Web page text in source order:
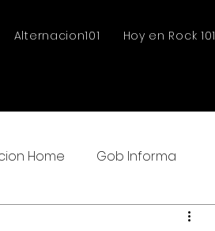
Alternacion101 Hoy en Rock 101
Home Gob Informa